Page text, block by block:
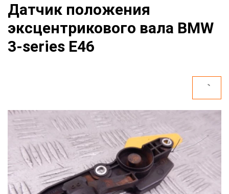
Датчик положения
эксцентрикового вала BMW
3-series E46